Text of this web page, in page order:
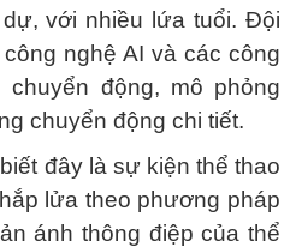
với nhiều lứa tuổi. Đội
nghệ AI và các công
động, mô phỏng
chuyển động chi tiết.
đây là sự kiện thể thao
lửa theo phương pháp
ánh thông điệp của thể